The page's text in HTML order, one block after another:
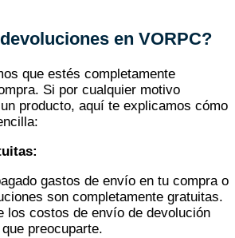
en VORPC?
que estés completamente
Si por cualquier motivo
producto, aquí te explicamos cómo
gastos de envío en tu compra o
son completamente gratuitas.
los costos de envío de devolución
preocuparte.